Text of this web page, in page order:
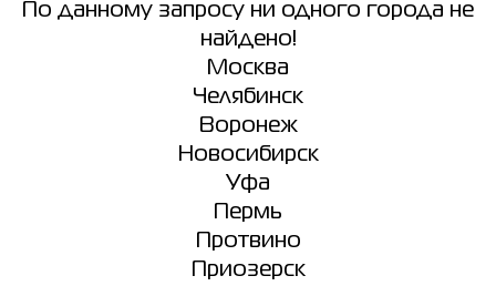
По данному запросу ни одного города не
найдено!
Москва
Челябинск
Воронеж
Новосибирск
Уфа
Пермь
Протвино
Приозерск